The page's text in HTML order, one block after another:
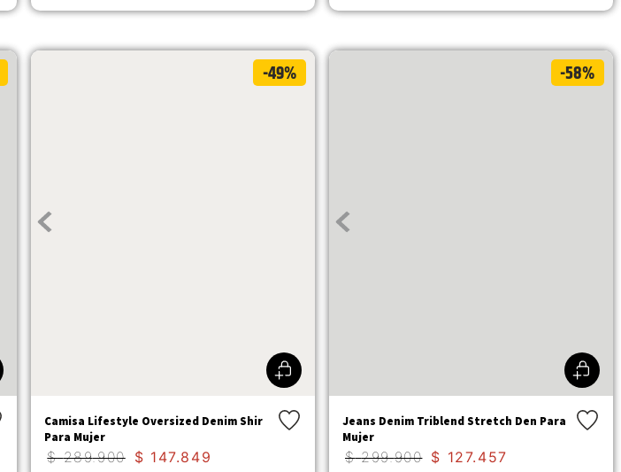
-49%
Camisa Lifestyle Oversized Denim Shir
Para Mujer
$ 289.900 $ 147.849
-58%
Jeans Denim Triblend Stretch Den Para
Mujer
$ 299.900 $ 127. 457